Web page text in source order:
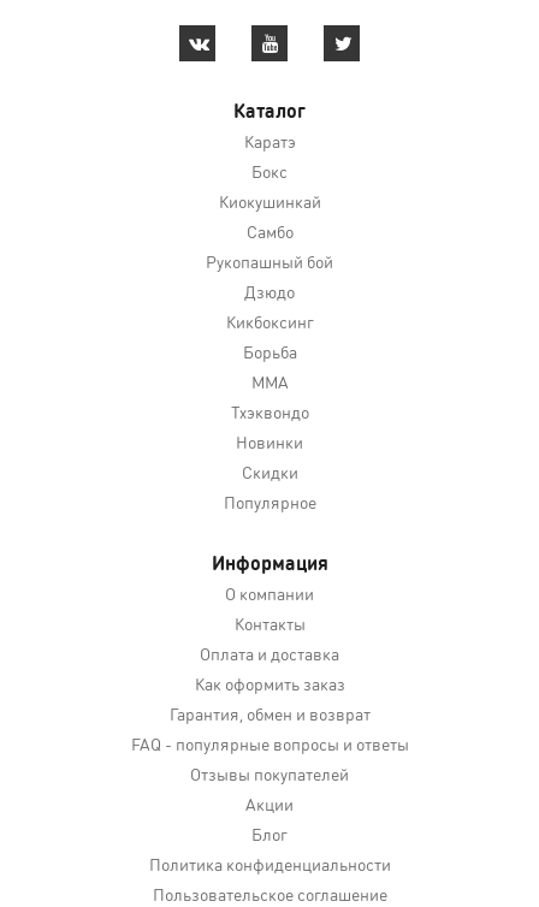
Каталог
Каратэ
Бокс
Киокушинкай
Самбо
Рукопашный бой
Дзюдо
Кикбоксинг
Борьба
MMA
Тхэквондо
Новинки
Скидки
Популярное
Информация
О компании
Контакты
Оплата и доставка
Как оформить заказ
Гарантия, обмен и возврат
FAQ - популярные вопросы и ответы
Отзывы покупателей
Акции
Блог
Политика конфиденциальности
Пользовательское соглашение